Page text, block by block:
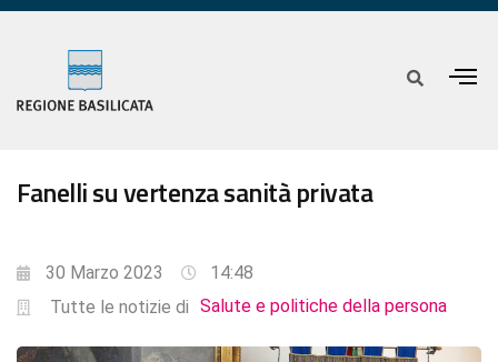
Fanelli su vertenza sanità privata
30 Marzo 2023
14:48
Tutte le notizie di Salute e politiche della persona